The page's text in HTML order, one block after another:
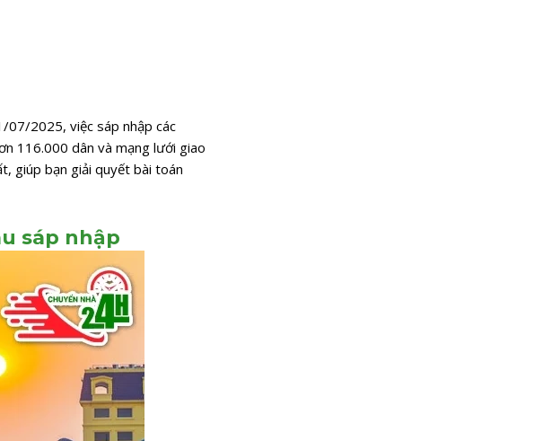
07/2025, việc sáp nhập các
116.000 dân và mạng lưới giao
giúp bạn giải quyết bài toán
sáp nhập